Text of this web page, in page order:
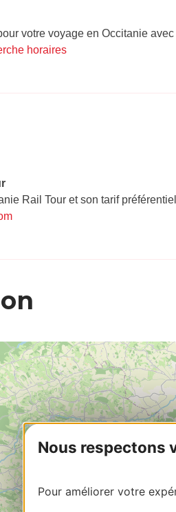
Nous respectons
Pour améliorer votre
votre voyage en Occitanie
horaires
Rail Tour et son tarif